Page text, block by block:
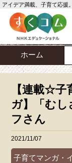
アイデア満載、子育て応援。
ホーム
【連載☆子
ガ】「む
フさん
2021/11/07
子育てマンガ・